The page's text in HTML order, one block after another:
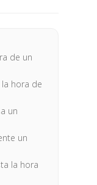
de un
hora de
un
un
la hora